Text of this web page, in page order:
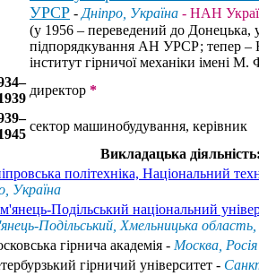
УРСР - Дніпро, Україна - НАН
(у 1956 – переведений до Донецька,
підпорядкування АН УРСР; тепер –
інститут гірничої механіки імені М.
директор *
сектор машинобудування, керівник
Викладацька
політехніка, Національний
Україна
Подільський національний
Подільський, Хмельницька область,
гірнича академія - Москва, Росія
гірничий університет -